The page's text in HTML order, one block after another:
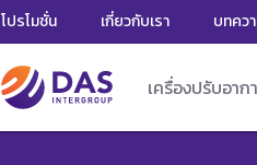
โปรโมชั่น เกี่ยวกับเรา บทคว
เครื่องปรับอาก